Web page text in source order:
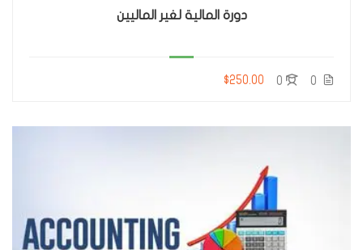
دورة المالية لغير الماليين
0
0
$250.00